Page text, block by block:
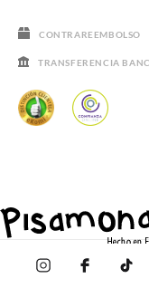
CONTRAREEMBOLSO
TRANSFERENCIA